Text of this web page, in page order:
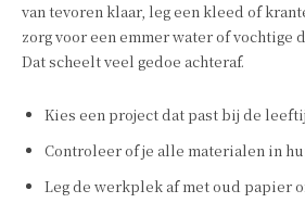
van tevoren klaar, leg een kleed of
zorg voor een emmer water of vochtige
Dat scheelt veel gedoe achteraf.
Kies een project dat past bij de
Controleer of je alle materialen in
Leg de werkplek af met oud papier